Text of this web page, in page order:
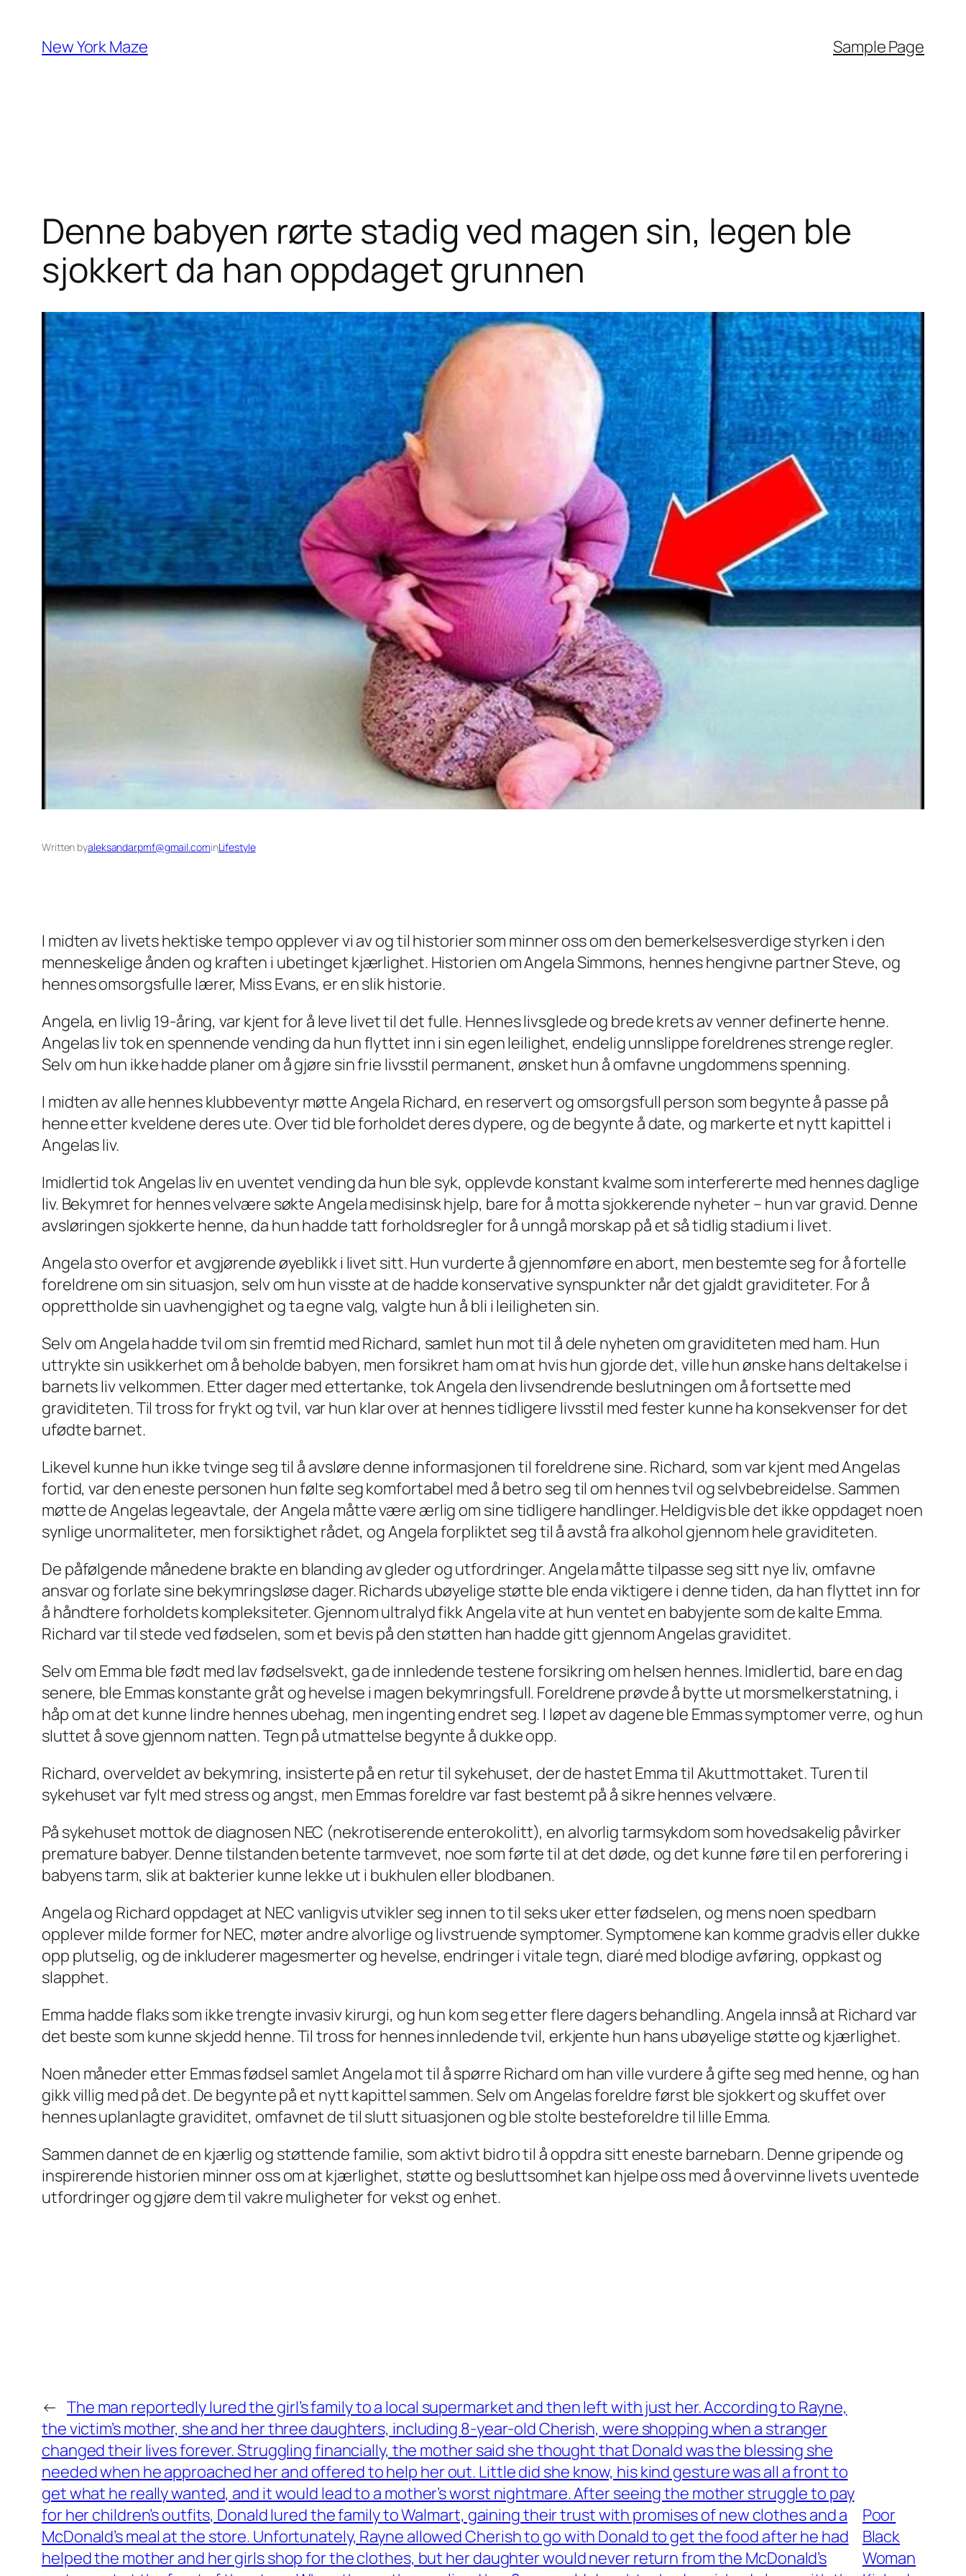
content
New York Maze Sample Page
Denne babyen rørte stadig ved magen sin, legen ble
sjokkert da han oppdaget grunnen
Written byaleksandarpmf@gmail.cominLifestyle
I midten av livets hektiske tempo opplever vi av og til historier som minner oss om den bemerkelsesverdige styrken i den
menneskelige ånden og kraften i ubetinget kjærlighet. Historien om Angela Simmons, hennes hengivne partner Steve, og
hennes omsorgsfulle lærer, Miss Evans, er en slik historie.
Angela, en livlig 19-åring, var kjent for å leve livet til det fulle. Hennes livsglede og brede krets av venner definerte henne.
Angelas liv tok en spennende vending da hun flyttet inn i sin egen leilighet, endelig unnslippe foreldrenes strenge regler.
Selv om hun ikke hadde planer om å gjøre sin frie livsstil permanent, ønsket hun å omfavne ungdommens spenning.
I midten av alle hennes klubbeventyr møtte Angela Richard, en reservert og omsorgsfull person som begynte å passe på
henne etter kveldene deres ute. Over tid ble forholdet deres dypere, og de begynte å date, og markerte et nytt kapittel i
Angelas liv.
Imidlertid tok Angelas liv en uventet vending da hun ble syk, opplevde konstant kvalme som interfererte med hennes daglige
liv. Bekymret for hennes velvære søkte Angela medisinsk hjelp, bare for å motta sjokkerende nyheter – hun var gravid. Denne
avsløringen sjokkerte henne, da hun hadde tatt forholdsregler for å unngå morskap på et så tidlig stadium i livet.
Angela sto overfor et avgjørende øyeblikk i livet sitt. Hun vurderte å gjennomføre en abort, men bestemte seg for å fortelle
foreldrene om sin situasjon, selv om hun visste at de hadde konservative synspunkter når det gjaldt graviditeter. For å
opprettholde sin uavhengighet og ta egne valg, valgte hun å bli i leiligheten sin.
Selv om Angela hadde tvil om sin fremtid med Richard, samlet hun mot til å dele nyheten om graviditeten med ham. Hun
uttrykte sin usikkerhet om å beholde babyen, men forsikret ham om at hvis hun gjorde det, ville hun ønske hans deltakelse i
barnets liv velkommen. Etter dager med ettertanke, tok Angela den livsendrende beslutningen om å fortsette med
graviditeten. Til tross for frykt og tvil, var hun klar over at hennes tidligere livsstil med fester kunne ha konsekvenser for det
ufødte barnet.
Likevel kunne hun ikke tvinge seg til å avsløre denne informasjonen til foreldrene sine. Richard, som var kjent med Angelas
fortid, var den eneste personen hun følte seg komfortabel med å betro seg til om hennes tvil og selvbebreidelse. Sammen
møtte de Angelas legeavtale, der Angela måtte være ærlig om sine tidligere handlinger. Heldigvis ble det ikke oppdaget noen
synlige unormaliteter, men forsiktighet rådet, og Angela forpliktet seg til å avstå fra alkohol gjennom hele graviditeten.
De påfølgende månedene brakte en blanding av gleder og utfordringer. Angela måtte tilpasse seg sitt nye liv, omfavne
ansvar og forlate sine bekymringsløse dager. Richards ubøyelige støtte ble enda viktigere i denne tiden, da han flyttet inn for
å håndtere forholdets kompleksiteter. Gjennom ultralyd fikk Angela vite at hun ventet en babyjente som de kalte Emma.
Richard var til stede ved fødselen, som et bevis på den støtten han hadde gitt gjennom Angelas graviditet.
Selv om Emma ble født med lav fødselsvekt, ga de innledende testene forsikring om helsen hennes. Imidlertid, bare en dag
senere, ble Emmas konstante gråt og hevelse i magen bekymringsfull. Foreldrene prøvde å bytte ut morsmelkerstatning, i
håp om at det kunne lindre hennes ubehag, men ingenting endret seg. I løpet av dagene ble Emmas symptomer verre, og hun
sluttet å sove gjennom natten. Tegn på utmattelse begynte å dukke opp.
Richard, overveldet av bekymring, insisterte på en retur til sykehuset, der de hastet Emma til Akuttmottaket. Turen til
sykehuset var fylt med stress og angst, men Emmas foreldre var fast bestemt på å sikre hennes velvære.
På sykehuset mottok de diagnosen NEC (nekrotiserende enterokolitt), en alvorlig tarmsykdom som hovedsakelig påvirker
premature babyer. Denne tilstanden betente tarmvevet, noe som førte til at det døde, og det kunne føre til en perforering i
babyens tarm, slik at bakterier kunne lekke ut i bukhulen eller blodbanen.
Angela og Richard oppdaget at NEC vanligvis utvikler seg innen to til seks uker etter fødselen, og mens noen spedbarn
opplever milde former for NEC, møter andre alvorlige og livstruende symptomer. Symptomene kan komme gradvis eller dukke
opp plutselig, og de inkluderer magesmerter og hevelse, endringer i vitale tegn, diaré med blodige avføring, oppkast og
slapphet.
Emma hadde flaks som ikke trengte invasiv kirurgi, og hun kom seg etter flere dagers behandling. Angela innså at Richard var
det beste som kunne skjedd henne. Til tross for hennes innledende tvil, erkjente hun hans ubøyelige støtte og kjærlighet.
Noen måneder etter Emmas fødsel samlet Angela mot til å spørre Richard om han ville vurdere å gifte seg med henne, og han
gikk villig med på det. De begynte på et nytt kapittel sammen. Selv om Angelas foreldre først ble sjokkert og skuffet over
hennes uplanlagte graviditet, omfavnet de til slutt situasjonen og ble stolte besteforeldre til lille Emma.
Sammen dannet de en kjærlig og støttende familie, som aktivt bidro til å oppdra sitt eneste barnebarn. Denne gripende og
inspirerende historien minner oss om at kjærlighet, støtte og besluttsomhet kan hjelpe oss med å overvinne livets uventede
utfordringer og gjøre dem til vakre muligheter for vekst og enhet.
← The man reportedly lured the girl’s family to a local supermarket and then left with just her. According to Rayne,
the victim’s mother, she and her three daughters, including 8-year-old Cherish, were shopping when a stranger
changed their lives forever. Struggling financially, the mother said she thought that Donald was the blessing she
needed when he approached her and offered to help her out. Little did she know, his kind gesture was all a front to
get what he really wanted, and it would lead to a mother’s worst nightmare. After seeing the mother struggle to pay
for her children’s outfits, Donald lured the family to Walmart, gaining their trust with promises of new clothes and a
McDonald’s meal at the store. Unfortunately, Rayne allowed Cherish to go with Donald to get the food after he had
helped the mother and her girls shop for the clothes, but her daughter would never return from the McDonald’s
Poor
Black
Woman